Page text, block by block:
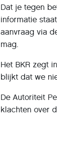
Dat je tegen
informatie
aanvraag via
mag.
Het BKR zegt
blijkt dat we
De Autoriteit
klachten over